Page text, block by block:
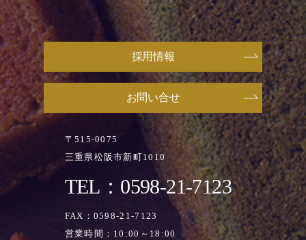
〒515-0075
三重県松阪市新町1010
TEL：0598-21-7123
FAX：0598-21-7123
営業時間：10:00～18:00
お問い合せ
採用情報